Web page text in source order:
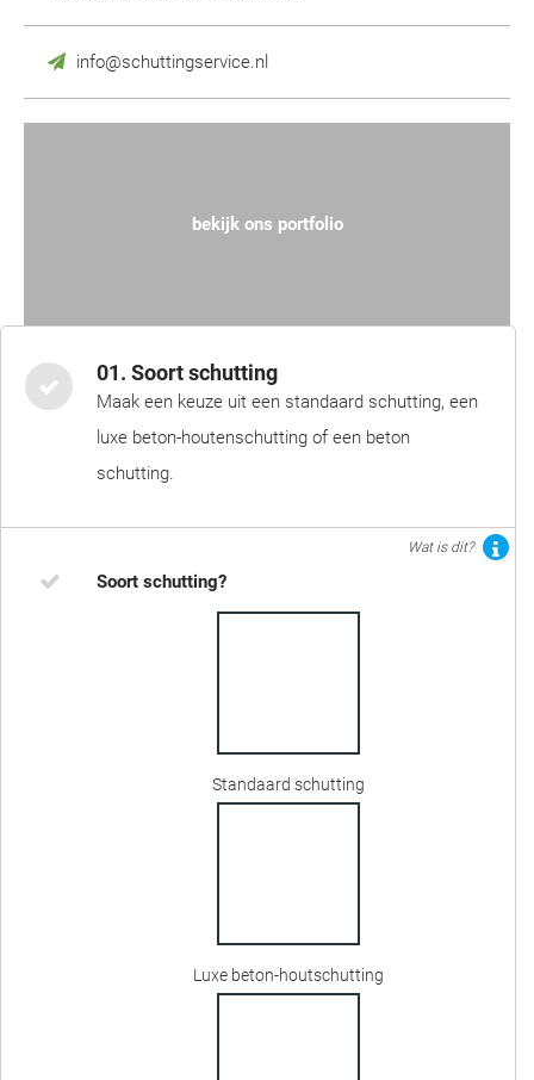
info@schuttingservice.nl
bekijk ons portfolio
01. Soort schutting
Maak een keuze uit een standaard schutting, een
luxe beton-houtenschutting of een beton
schutting.
Wat is dit?
Soort schutting?
Standaard schutting
Luxe beton-houtschutting